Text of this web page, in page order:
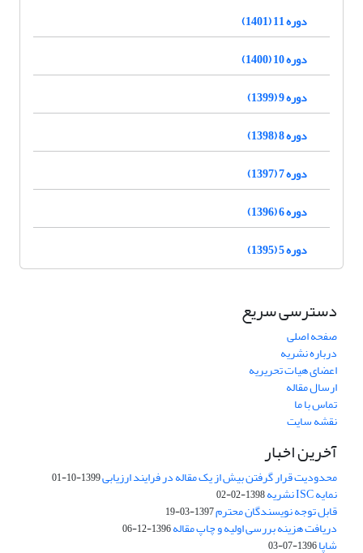
دوره 11 (1401)
دوره 10 (1400)
دوره 9 (1399)
دوره 8 (1398)
دوره 7 (1397)
دوره 6 (1396)
دوره 5 (1395)
دسترسی سریع
صفحه اصلی
درباره نشریه
اعضای هیات تحریریه
ارسال مقاله
تماس با ما
نقشه سایت
آخرین اخبار
محدودیت قرار گرفتن بیش از یک مقاله در فرایند ارزیابی1399-10-01
نمایه ISC نشریه 1398-02-02
قابل توجه نویسندگان محترم1397-03-19
دریافت هزینه بررسی اولیه و چاپ مقاله1396-12-06
شاپا1396-07-03